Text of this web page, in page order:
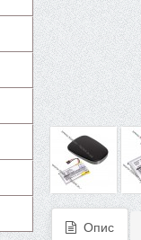
Опис